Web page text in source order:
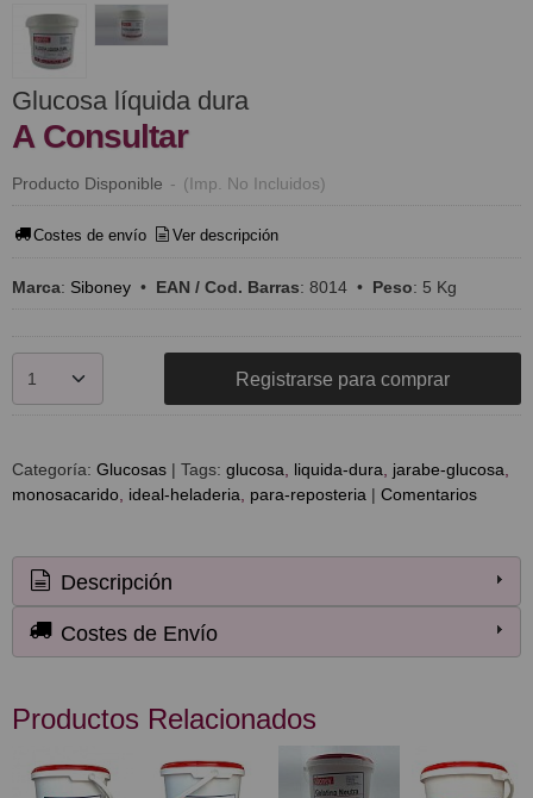
Glucosa líquida dura
A Consultar
Producto Disponible - (Imp. No Incluidos)
Costes de envío Ver descripción
Marca: Siboney • EAN / Cod. Barras: 8014 • Peso: 5 Kg
Registrarse para comprar
Categoría: Glucosas | Tags: glucosa liquida-dura
jarabe-glucosa
monosacarido ideal-heladeria para-reposteria | Comentarios
Descripción
Costes de Envío
Productos Relacionados